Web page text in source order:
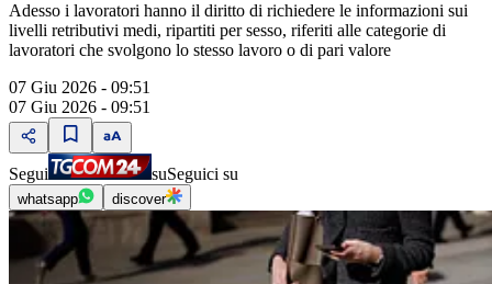
Adesso i lavoratori hanno il diritto di richiedere le informazioni sui
livelli retributivi medi, ripartiti per sesso, riferiti alle categorie di
lavoratori che svolgono lo stesso lavoro o di pari valore
07 Giu 2026 - 09:51
07 Giu 2026 - 09:51
Segui suSeguici su
whatsapp discover